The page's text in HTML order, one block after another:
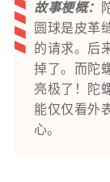
故事梗概：
圆球是皮革
的请求。后
掉了。而陀
亮极了！陀
能仅仅看外
心。